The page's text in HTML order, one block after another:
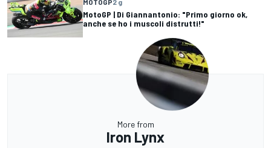
MOTOGP2 g
MotoGP | Di Giannantonio: "Primo giorno ok,
anche se ho i muscoli distrutti!"
More from
Iron Lynx